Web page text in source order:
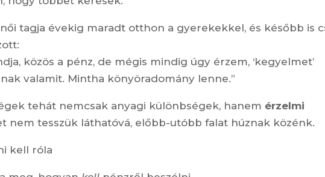
tagja évekig maradt otthon a gyerekekkel, és később is
közös a pénz, de mégis mindig úgy érzem, ‘kegyelmet’
valamit. Mintha könyöradomány lenne.”
tehát nemcsak anyagi különbségek, hanem érzelmi
nem tesszük láthatóvá, előbb-utóbb falat húznak közénk.
kell róla